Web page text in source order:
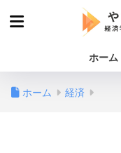
ホーム
ホーム 経済